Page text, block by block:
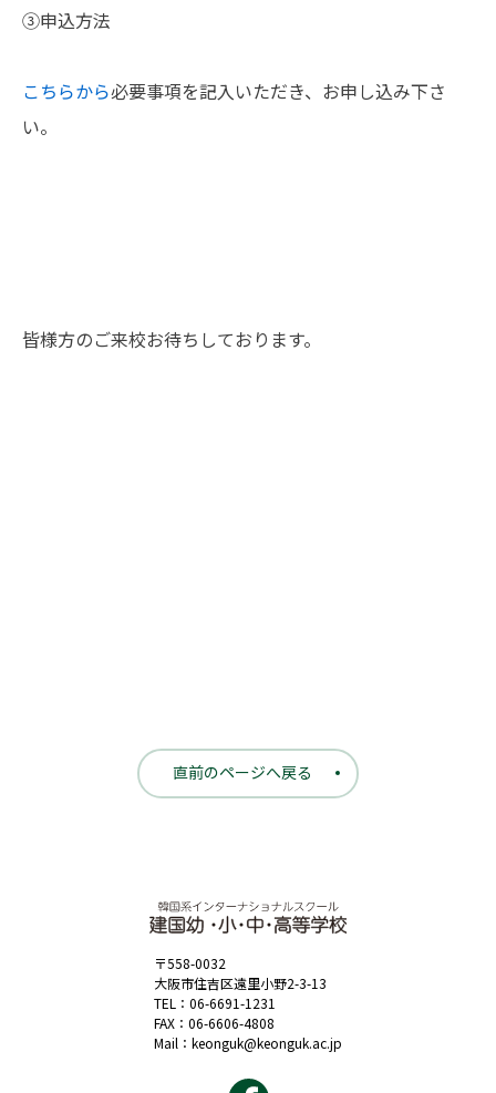
③申込方法
こちらから必要事項を記入いただき、お申し込み下さ
い。
皆様方のご来校お待ちしております。
直前のページへ戻る
〒558-0032
大阪市住吉区遠里小野2-3-13
TEL： 06-6691-1231
FAX：06-6606-4808
Mail： keonguk@keonguk.ac.jp